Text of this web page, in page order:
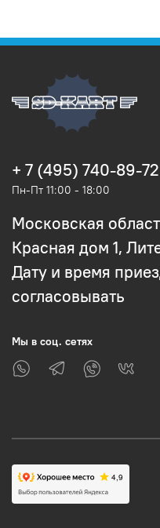
+ 7 (495) 740-89-72
Пн-Пт 11:00 - 18:00
Московская
Красная дом 1,
Дату и время
согласовывать
Мы в соц. сетях